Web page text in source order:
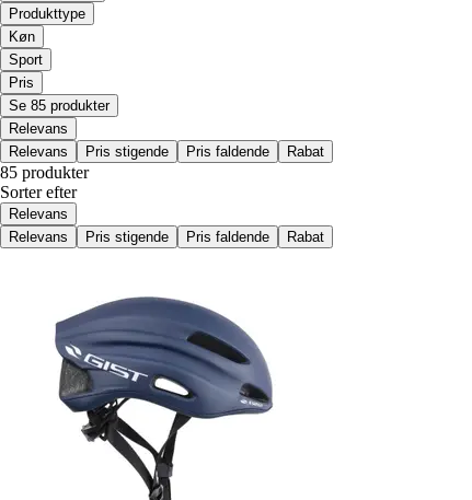
Produkttype
Køn
Sport
Pris
Se 85 produkter
Relevans
Relevans
Pris stigende Pris faldende Rabat
85 produkter
Sorter efter
Relevans
Relevans
Pris stigende Pris faldende Rabat